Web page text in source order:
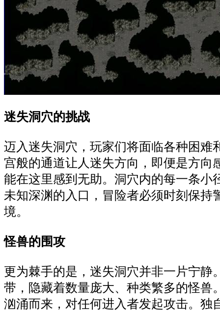
迷失洞穴的挑战
迈入迷失洞穴，玩家们将面临各种困难
宫般的通道让人迷失方向，即便是方向
能在这里感到无助。洞穴内的每一条小
未知深渊的入口，冒险者必须时刻保持
境。
怪兽的围攻
更为棘手的是，迷失洞穴并非一片宁静
带，隐藏着数量庞大、种类繁多的怪兽
汹涌而来，对任何进入者发起攻击。独